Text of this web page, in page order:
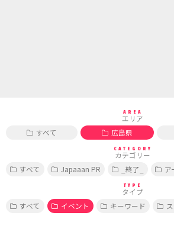
AREA
エリア
すべて
広島県
CATEGORY
カテゴリー
すべて
Japaaan PR _終了_ ア
TYPE
タイプ
すべて
イベント キーワード